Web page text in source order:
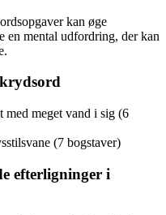
kan øge
en mental udfordring, der kan
meget vand i sig (6
(7 bogstaver)
efterligninger i